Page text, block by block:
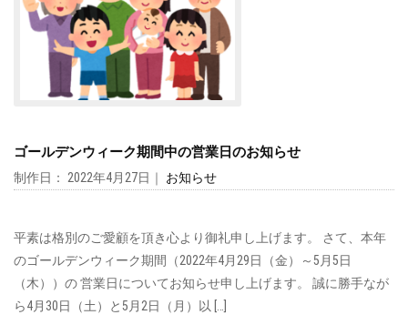
ゴールデンウィーク期間中の営業日のお知らせ
制作日： 2022年4月27日｜ お知らせ
平素は格別のご愛顧を頂き心より御礼申し上げます。 さて、本年
のゴールデンウィーク期間（2022年4月29日（金）～5月5日
（木））の 営業日についてお知らせ申し上げます。 誠に勝手なが
ら4月30日（土）と5月2日（月）以 […]